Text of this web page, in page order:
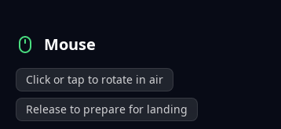
Mouse
Click or tap to rotate in air
Release to prepare for landing